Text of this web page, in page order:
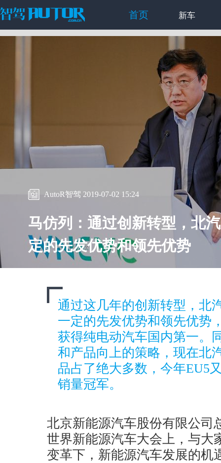
首页 新车
AutoR智驾 2019-07-02 15:24
马仿列：通过创新转型，北
定的先发优势和领先优势
通过这几年的创新转型，北
一定的先发优势和领先优势
获得纯电动汽车国内第一。
和产品向上的策略，现在北
品占了绝大多数，今年EU5
销量冠军。
北京新能源汽车股份有限公司
世界新能源汽车大会上，与大
变革下，新能源汽车发展的机